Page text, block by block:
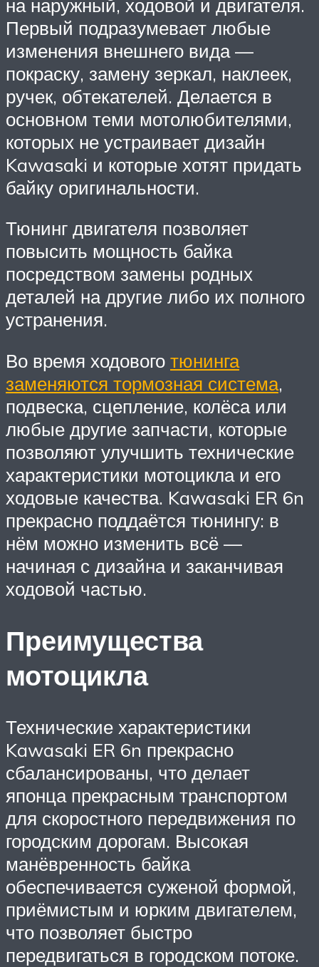
на наружный, ходовой и двигателя.
Первый подразумевает любые
изменения внешнего вида —
покраску, замену зеркал, наклеек,
ручек, обтекателей. Делается в
основном теми мотолюбителями,
которых не устраивает дизайн
Kawasaki и которые хотят придать
байку оригинальности.
Тюнинг двигателя позволяет
повысить мощность байка
посредством замены родных
деталей на другие либо их полного
устранения.
Во время ходового тюнинга
заменяются тормозная система,
подвеска, сцепление, колёса или
любые другие запчасти, которые
позволяют улучшить технические
характеристики мотоцикла и его
ходовые качества. Kawasaki ER 6n
прекрасно поддаётся тюнингу: в
нём можно изменить всё —
начиная с дизайна и заканчивая
ходовой частью.
Преимущества
мотоцикла
Технические характеристики
Kawasaki ER 6n прекрасно
сбалансированы, что делает
японца прекрасным транспортом
для скоростного передвижения по
городским дорогам. Высокая
манёвренность байка
обеспечивается суженой формой,
приёмистым и юрким двигателем,
что позволяет быстро
передвигаться в городском потоке.